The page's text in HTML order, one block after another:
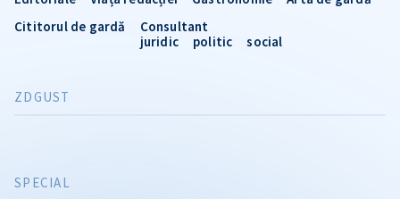
SPECIAL
Cititorul de gardă
Consultant
juridic
politic social
ZDGUST